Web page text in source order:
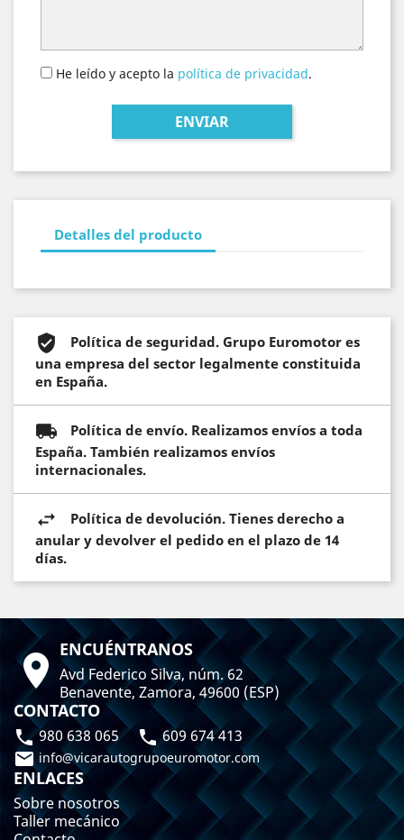
He leído y acepto la política de privacidad.
Detalles del producto
Política de seguridad. Grupo Euromotor es
una empresa del sector legalmente constituida
en España.
Política de envío. Realizamos envíos a toda
España. También realizamos envíos
internacionales.
Política de devolución. Tienes derecho a
anular y devolver el pedido en el plazo de 14
días.
 ENCUÉNTRANOS
Avd Federico Silva, núm. 62
Benavente, Zamora, 49600 (ESP)
CONTACTO
980 638 065  609 674 413
 info@vicarautogrupoeuromotor.com
ENLACES
Sobre nosotros
Taller mecánico